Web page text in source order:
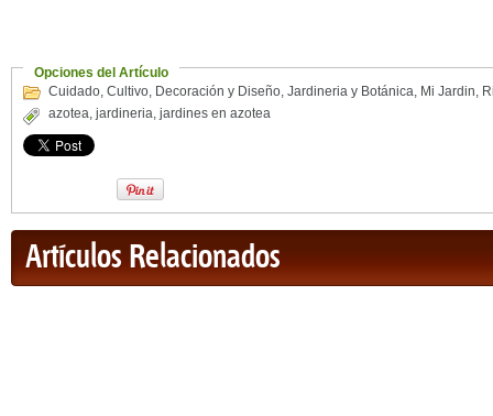
Opciones del Artículo
Cuidado, Cultivo, Decoración y Diseño, Jardineria y Botánica, Mi Jardin,
azotea, jardineria, jardines en azotea
Artículos Relacionados